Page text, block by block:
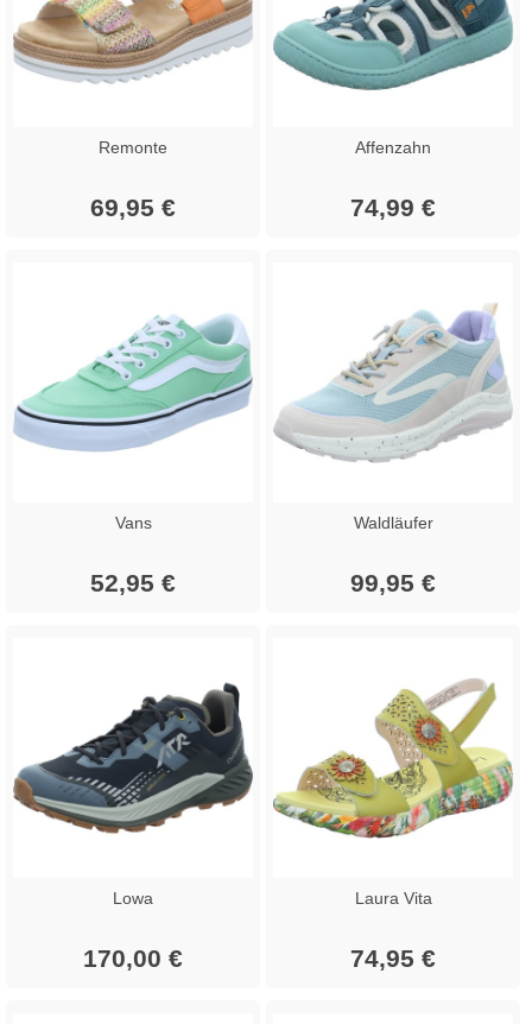
Remonte
69,95 €
Affenzahn
74,99 €
Vans
52,95 €
Waldläufer
99,95 €
Lowa
170,00 €
Laura Vita
74,95 €